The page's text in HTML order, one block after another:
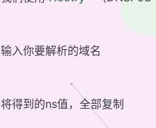
输入你要解析的域名
将得到的ns值，全部复制